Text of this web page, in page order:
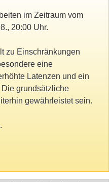
im Zeitraum vom
20:00 Uhr.
zu Einschränkungen
eine
Latenzen und ein
grundsätzliche
gewährleistet sein.